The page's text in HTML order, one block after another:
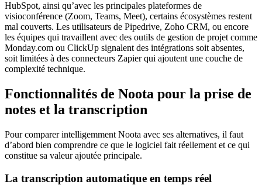
HubSpot, ainsi qu’avec les principales plateformes de
visioconférence (Zoom, Teams, Meet), certains écosystèmes restent
mal couverts. Les utilisateurs de Pipedrive, Zoho CRM, ou encore
les équipes qui travaillent avec des outils de gestion de projet comme
Monday.com ou ClickUp signalent des intégrations soit absentes,
soit limitées à des connecteurs Zapier qui ajoutent une couche de
complexité technique.
Fonctionnalités de Noota pour la prise de
notes et la transcription
Pour comparer intelligemment Noota avec ses alternatives, il faut
d’abord bien comprendre ce que le logiciel fait réellement et ce qui
constitue sa valeur ajoutée principale.
La transcription automatique en temps réel